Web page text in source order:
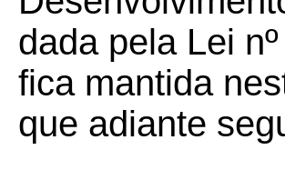
dada pela Lei
fica mantida
que adiante